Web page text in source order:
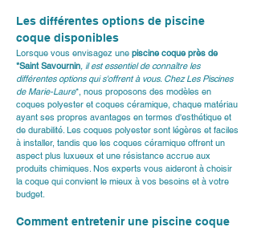
Les différentes options de piscine
coque disponibles
Lorsque vous envisagez une piscine coque près de
*Saint Savournin, il est essentiel de connaître les
différentes options qui s'offrent à vous. Chez Les Piscines
de Marie-Laure*, nous proposons des modèles en
coques polyester et coques céramique, chaque matériau
ayant ses propres avantages en termes d'esthétique et
de durabilité. Les coques polyester sont légères et faciles
à installer, tandis que les coques céramique offrent un
aspect plus luxueux et une résistance accrue aux
produits chimiques. Nos experts vous aideront à choisir
la coque qui convient le mieux à vos besoins et à votre
budget.
Comment entretenir une piscine coque